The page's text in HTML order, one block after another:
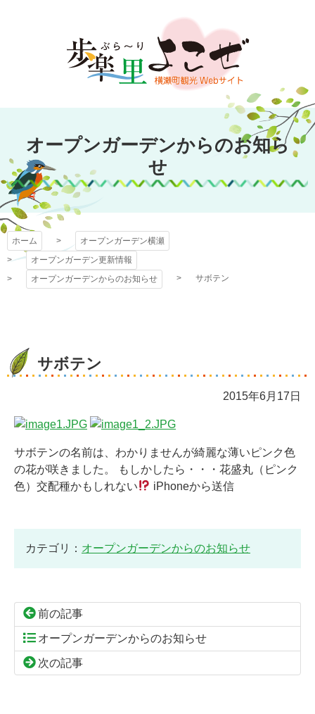
文
キ
プ
オープンガーデン
横瀬
オープンガーデンからのお知ら
せ
ホーム
オープンガーデン横瀬
オープンガーデン更新情報
オープンガーデンからのお知らせ
サボテン
サボテン
2015年6月17日
サボテンの名前は、わかりませんが綺麗な薄いピンク色
の花が咲きました。 もしかしたら・・・花盛丸（ピンク
色）交配種かもしれない
iPhoneから送信
カテゴリ： オープンガーデンからのお知らせ
前の記事
オープンガーデンからのお知らせ
次の記事